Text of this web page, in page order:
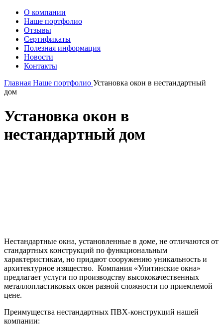
О компании
Наше портфолио
Отзывы
Сертификаты
Полезная информация
Новости
Контакты
Главная Наше портфолио Установка окон в нестандартный
дом
Установка окон в
нестандартный дом
Нестандартные окна, установленные в доме, не отличаются от
стандартных конструкций по функциональным
характеристикам, но придают сооружению уникальность и
архитектурное изящество. Компания «Улитинские окна»
предлагает услуги по производству высококачественных
металлопластиковых окон разной сложности по приемлемой
цене.
Преимущества нестандартных ПВХ-конструкций нашей
компании: